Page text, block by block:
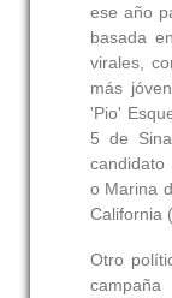
ese año
basada
virales,
más
'Pio'
5 de
o Marina
California (
Otro